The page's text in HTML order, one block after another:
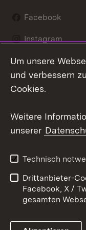
Facebook
Instagram
LinkedIn
Datenschutz
Impressum
Um unsere
und verbessern
Cookies.
Weitere
unserer
Technisch
Drittanbieter-
Facebook, X /
gesamten